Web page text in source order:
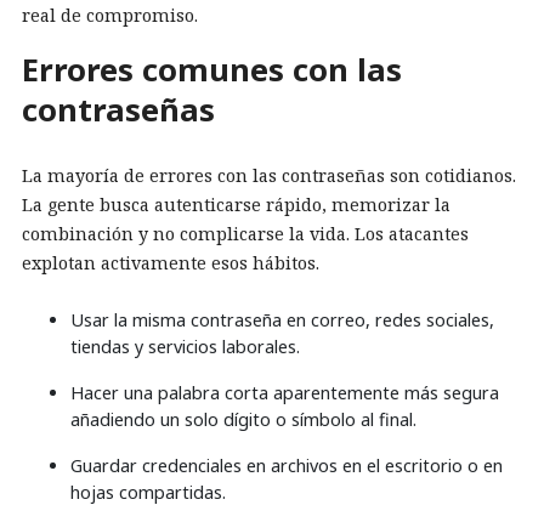
real de compromiso.
Errores comunes con las
contraseñas
La mayoría de errores con las contraseñas son cotidianos.
La gente busca autenticarse rápido, memorizar la
combinación y no complicarse la vida. Los atacantes
explotan activamente esos hábitos.
Usar la misma contraseña en correo, redes sociales,
tiendas y servicios laborales.
Hacer una palabra corta aparentemente más segura
añadiendo un solo dígito o símbolo al final.
Guardar credenciales en archivos en el escritorio o en
hojas compartidas.